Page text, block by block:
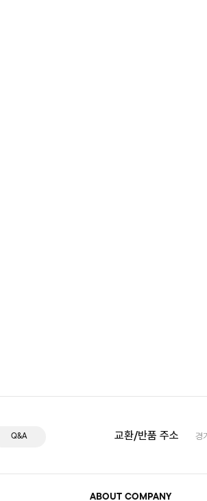
Q&A 교환/반품 주소 경
ABOUT COMPANY